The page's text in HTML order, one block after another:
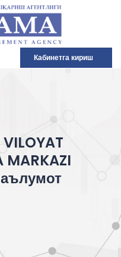
Кабинетга кириш
MARKAZI